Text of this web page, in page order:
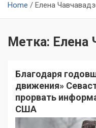
Home Елена
Метка: Елена
Благодаря
движения»
прорвать
США